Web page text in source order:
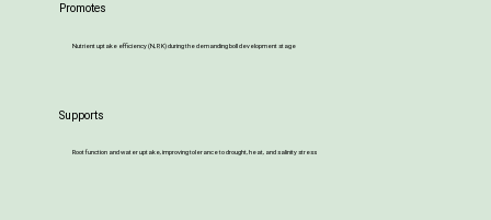
Promotes
Nutrient uptake efficiency (N, P, K) during the demanding boll development stage
Supports
Root function and water uptake, improving tolerance to drought, heat, and salinity stress